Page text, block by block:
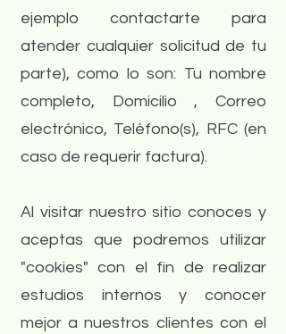
ejemplo contactarte para
atender cualquier solicitud de tu
parte), como lo son: Tu nombre
completo, Domicilio , Correo
electrónico, Teléfono(s), RFC (en
caso de requerir factura).
Al visitar nuestro sitio conoces y
aceptas que podremos utilizar
"cookies" con el fin de realizar
estudios internos y conocer
mejor a nuestros clientes con el